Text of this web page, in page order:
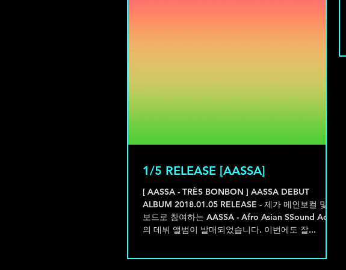
1/5 RELEASE [AASSA]
[ AASSA - TRÈS BONBON ] AASSA DEBUT
ALBUM 2018.01.05 RELEASE - 제가 메인보컬 및 키
보드로 참여하는 AASSA - Afro Asian SSound Act
의 데뷔 앨범이 발매되었습니다. 이번에도 잘...